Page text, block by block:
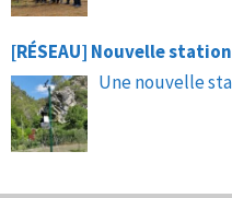
[RÉSEAU] Nouvelle
Une nouvelle